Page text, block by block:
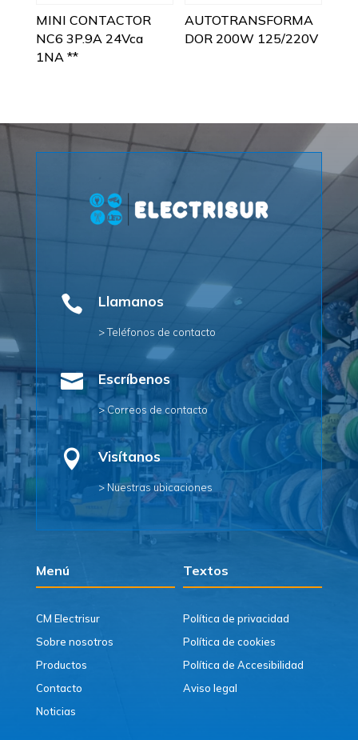
MINI CONTACTOR
NC6 3P.9A 24Vca
1NA **
AUTOTRANSFORMA
DOR 200W 125/220V
 Llamanos
> Teléfonos de contacto
 Escríbenos
> Correos de contacto
 Visítanos
> Nuestras ubicaciones
Menú Textos
CM Electrisur
Sobre nosotros
Productos
Contacto
Noticias
Política de privacidad
Política de cookies
Política de Accesibilidad
Aviso legal